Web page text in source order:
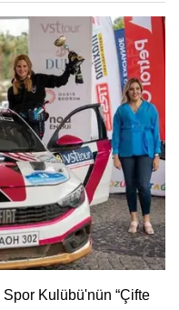
Kulübü'nün “Çifte